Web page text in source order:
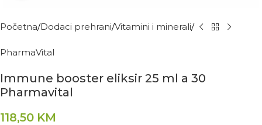
Početna Dodaci prehrani Vitamini i minerali
PharmaVital
Immune booster eliksir 25 ml a 30
Pharmavital
118,50 KM